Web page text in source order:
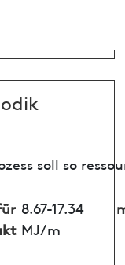
soll so
8.67-17.34
MJ/m